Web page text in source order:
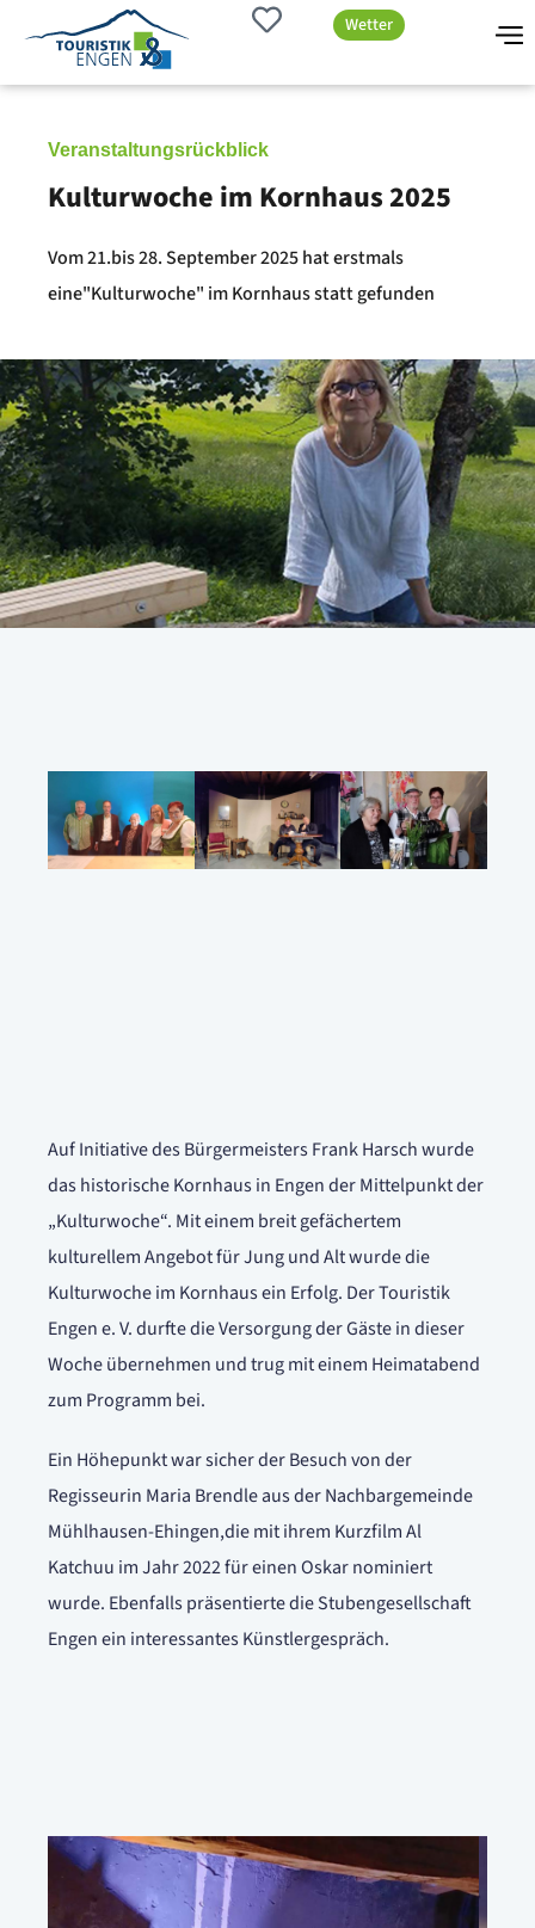
Wetter
Veranstaltungsrückblick
Kulturwoche im Kornhaus 2025
Vom 21.bis 28. September 2025 hat erstmals
eine"Kulturwoche" im Kornhaus statt gefunden
Auf Initiative des Bürgermeisters Frank Harsch wurde
das historische Kornhaus in Engen der Mittelpunkt der
„Kulturwoche“. Mit einem breit gefächertem
kulturellem Angebot für Jung und Alt wurde die
Kulturwoche im Kornhaus ein Erfolg. Der Touristik
Engen e. V. durfte die Versorgung der Gäste in dieser
Woche übernehmen und trug mit einem Heimatabend
zum Programm bei.
Ein Höhepunkt war sicher der Besuch von der
Regisseurin Maria Brendle aus der Nachbargemeinde
Mühlhausen-Ehingen,die mit ihrem Kurzfilm Al
Katchuu im Jahr 2022 für einen Oskar nominiert
wurde. Ebenfalls präsentierte die Stubengesellschaft
Engen ein interessantes Künstlergespräch.